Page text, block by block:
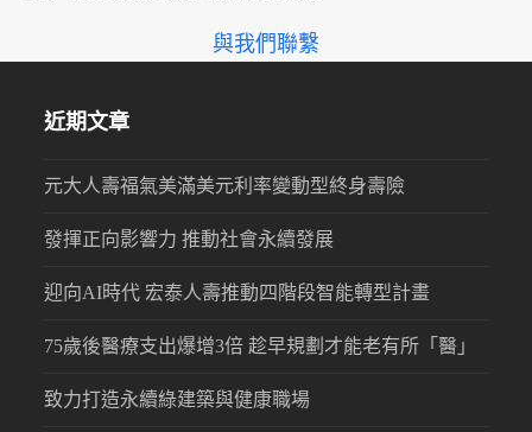
與我們聯繫
近期文章
元大人壽福氣美滿美元利率變動型終身壽險
發揮正向影響力 推動社會永續發展
迎向AI時代 宏泰人壽推動四階段智能轉型計畫
75歲後醫療支出爆增3倍 趁早規劃才能老有所「醫」
致力打造永續綠建築與健康職場